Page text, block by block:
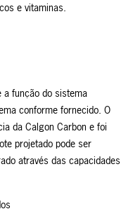
e vitaminas.
a função do sistema
conforme fornecido. O
da Calgon Carbon e foi
projetado pode ser
através das capacidades